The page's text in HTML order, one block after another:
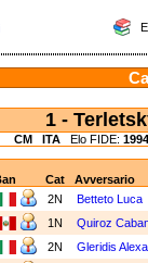
1 -
CM ITAElo FIDE: 1994
Cat
Avversario
2N
Betteto Luca
1N
Quiroz
2N
Gleridis